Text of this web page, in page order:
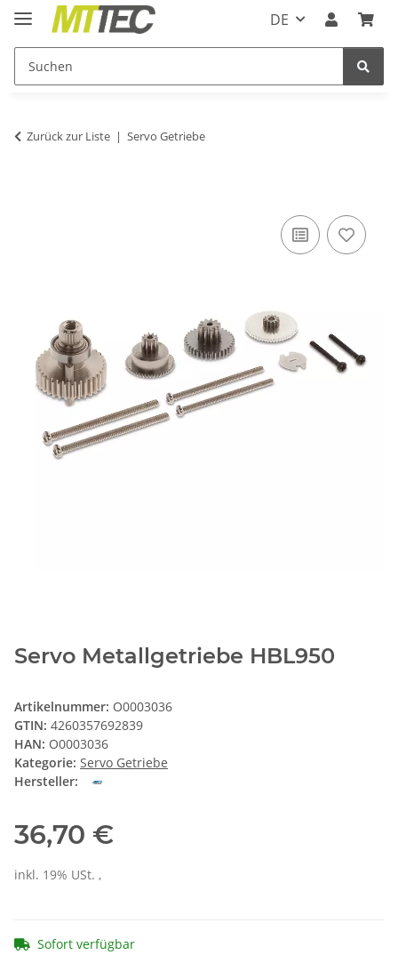
DE
Zurück zur Liste Servo Getriebe
Servo Metallgetriebe HBL950
Artikelnummer: O0003036
GTIN: 4260357692839
HAN: O0003036
Kategorie: Servo Getriebe
Hersteller:
36,70 €
inkl. 19% USt. ,
Sofort verfügbar